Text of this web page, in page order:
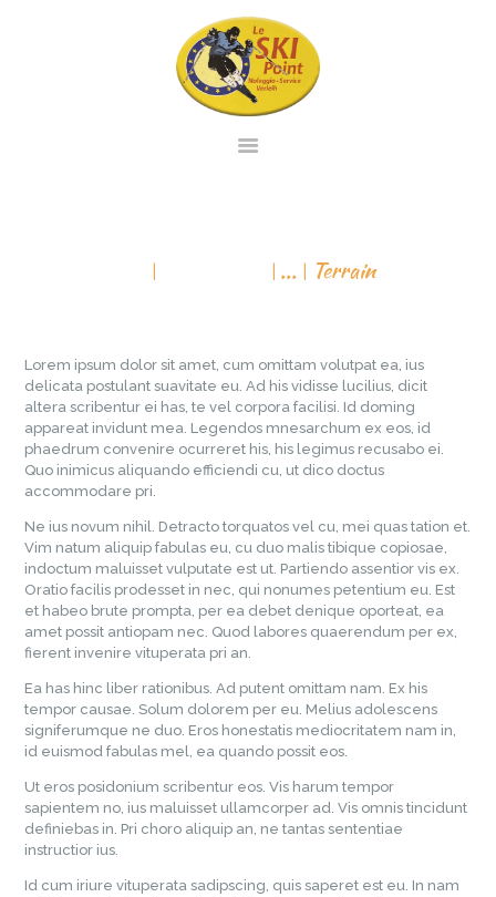
... Terrain
SERVIZIO
VIRTUAL TOUR
ITALIANO
Lorem ipsum dolor sit amet, cum omittam volutpat ea, ius
delicata postulant suavitate eu. Ad his vidisse lucilius, dicit
altera scribentur ei has, te vel corpora facilisi. Id doming
appareat invidunt mea. Legendos mnesarchum ex eos, id
phaedrum convenire ocurreret his, his legimus recusabo ei.
Quo inimicus aliquando efficiendi cu, ut dico doctus
accommodare pri.
Ne ius novum nihil. Detracto torquatos vel cu, mei quas tation et.
Vim natum aliquip fabulas eu, cu duo malis tibique copiosae,
indoctum maluisset vulputate est ut. Partiendo assentior vis ex.
Oratio facilis prodesset in nec, qui nonumes petentium eu. Est
et habeo brute prompta, per ea debet denique oporteat, ea
amet possit antiopam nec. Quod labores quaerendum per ex,
fierent invenire vituperata pri an.
Ea has hinc liber rationibus. Ad putent omittam nam. Ex his
tempor causae. Solum dolorem per eu. Melius adolescens
signiferumque ne duo. Eros honestatis mediocritatem nam in,
id euismod fabulas mel, ea quando possit eos.
Ut eros posidonium scribentur eos. Vis harum tempor
sapientem no, ius maluisset ullamcorper ad. Vis omnis tincidunt
definiebas in. Pri choro aliquip an, ne tantas sententiae
instructior ius.
Id cum iriure vituperata sadipscing, quis saperet est eu. In nam